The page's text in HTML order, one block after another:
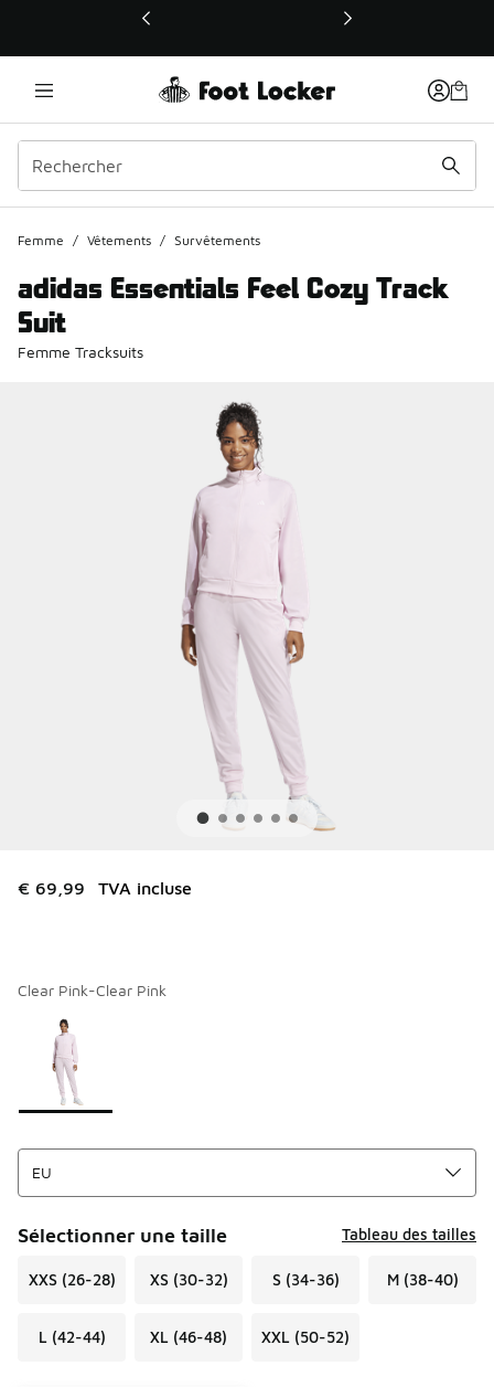
Ce lien ouvrira une nouvelle fenêtre
Femme / Vêtements / Survêtements
adidas Essentials Feel Cozy Track
Suit
Femme Tracksuits
€ 69,99 TVA incluse
Clear Pink-Clear Pink
Page 1 sur 1 affichant 1 à 1 des 1 couleurs.
Merci de sélectionner un style
Sélectionner une taille Tableau des tailles
XXS (26-28) XS (30-32) S (34-36) M (38-40)
L (42-44) XL (46-48) XXL (50-52)